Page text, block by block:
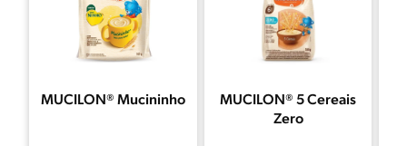
MUCILON® Mucininho
MUCILON® 5 Cereais
Zero